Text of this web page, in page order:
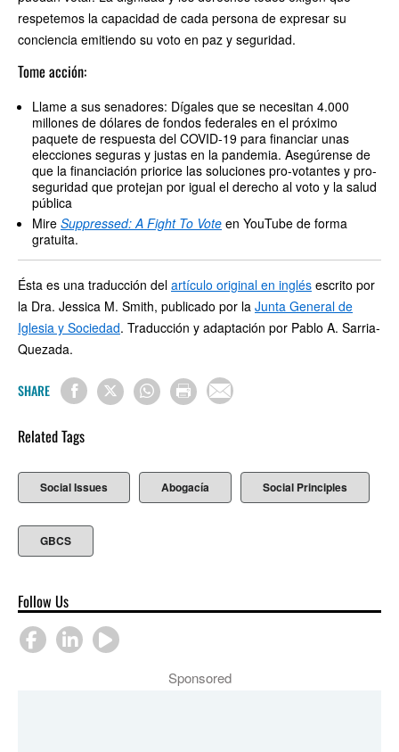
respetemos la capacidad de cada persona de expresar su
conciencia emitiendo su voto en paz y seguridad.
Tome acción:
Llame a sus senadores: Dígales que se necesitan 4.000
millones de dólares de fondos federales en el próximo
paquete de respuesta del COVID-19 para financiar unas
elecciones seguras y justas en la pandemia. Asegúrense de
que la financiación priorice las soluciones pro-votantes y pro-
seguridad que protejan por igual el derecho al voto y la salud
pública
Mire Suppressed: A Fight To Vote en YouTube de forma
gratuita.
Ésta es una traducción del artículo original en inglés escrito por
la Dra. Jessica M. Smith, publicado por la Junta General de
Iglesia y Sociedad. Traducción y adaptación por Pablo A. Sarria-
Quezada.
SHARE
Related Tags
Social Issues Abogacía Social Principles
GBCS
Follow Us
Sponsored